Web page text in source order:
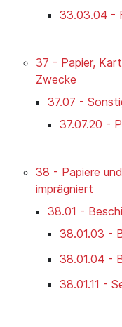
33.03.04 -
37 - Papier,
Zwecke
37.07 -
37.07.20 -
38 - Papiere
imprägniert
38.01 -
38.01.03 -
38.01.04 -
38.01.11 -